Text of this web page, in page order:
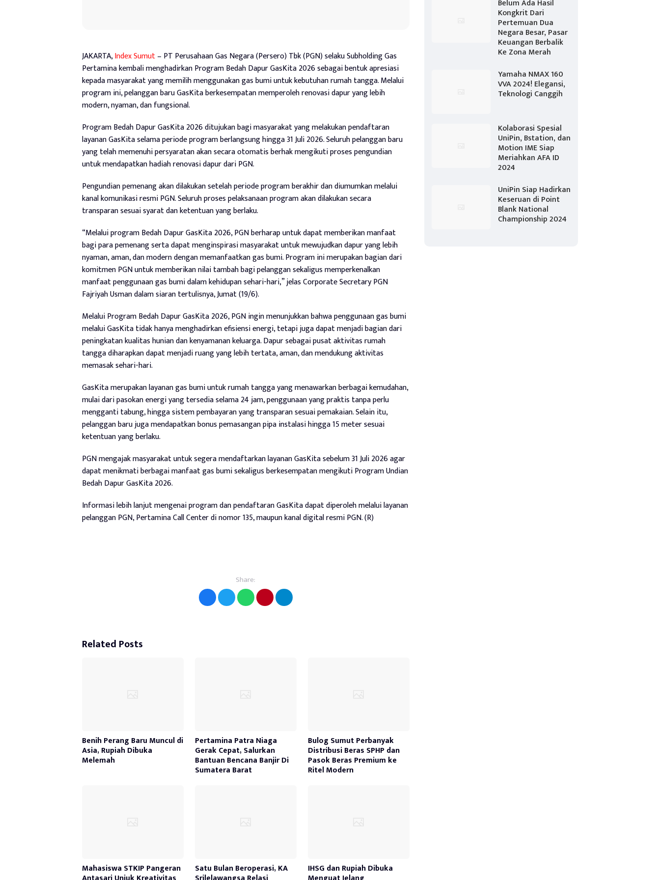
JAKARTA,Index Sumut– PT Perusahaan Gas Negara (Persero) Tbk (PGN) selaku Subholding Gas
Pertamina kembali menghadirkan Program Bedah Dapur GasKita 2026 sebagai bentuk apresiasi
kepada masyarakat yang memilih menggunakan gas bumi untuk kebutuhan rumah tangga. Melalui
program ini, pelanggan baru GasKita berkesempatan memperoleh renovasi dapur yang lebih
modern, nyaman, dan fungsional.
Program Bedah Dapur GasKita 2026 ditujukan bagi masyarakat yang melakukan pendaftaran
layanan GasKita selama periode program berlangsung hingga 31 Juli 2026. Seluruh pelanggan baru
yang telah memenuhi persyaratan akan secara otomatis berhak mengikuti proses pengundian
untuk mendapatkan hadiah renovasi dapur dari PGN.
Pengundian pemenang akan dilakukan setelah periode program berakhir dan diumumkan melalui
kanal komunikasi resmi PGN. Seluruh proses pelaksanaan program akan dilakukan secara
transparan sesuai syarat dan ketentuan yang berlaku.
“Melalui program Bedah Dapur GasKita 2026, PGN berharap untuk dapat memberikan manfaat
bagi para pemenang serta dapat menginspirasi masyarakat untuk mewujudkan dapur yang lebih
nyaman, aman, dan modern dengan memanfaatkan gas bumi. Program ini merupakan bagian dari
komitmen PGN untuk memberikan nilai tambah bagi pelanggan sekaligus memperkenalkan
manfaat penggunaan gas bumi dalam kehidupan sehari-hari,” jelas Corporate Secretary PGN
Fajriyah Usman dalam siaran tertulisnya, Jumat (19/6).
Melalui Program Bedah Dapur GasKita 2026, PGN ingin menunjukkan bahwa penggunaan gas bumi
melalui GasKita tidak hanya menghadirkan efisiensi energi, tetapi juga dapat menjadi bagian dari
peningkatan kualitas hunian dan kenyamanan keluarga. Dapur sebagai pusat aktivitas rumah
tangga diharapkan dapat menjadi ruang yang lebih tertata, aman, dan mendukung aktivitas
memasak sehari-hari.
GasKita merupakan layanan gas bumi untuk rumah tangga yang menawarkan berbagai kemudahan,
mulai dari pasokan energi yang tersedia selama 24 jam, penggunaan yang praktis tanpa perlu
mengganti tabung, hingga sistem pembayaran yang transparan sesuai pemakaian. Selain itu,
pelanggan baru juga mendapatkan bonus pemasangan pipa instalasi hingga 15 meter sesuai
ketentuan yang berlaku.
PGN mengajak masyarakat untuk segera mendaftarkan layanan GasKita sebelum 31 Juli 2026 agar
dapat menikmati berbagai manfaat gas bumi sekaligus berkesempatan mengikuti Program Undian
Bedah Dapur GasKita 2026.
Informasi lebih lanjut mengenai program dan pendaftaran GasKita dapat diperoleh melalui layanan
pelanggan PGN, Pertamina Call Center di nomor 135, maupun kanal digital resmi PGN. (R)
Share:
Related Posts
Benih Perang Baru Muncul di
Asia, Rupiah Dibuka
Melemah
Pertamina Patra Niaga
Gerak Cepat, Salurkan
Bantuan Bencana Banjir Di
Sumatera Barat
Bulog Sumut Perbanyak
Distribusi Beras SPHP dan
Pasok Beras Premium ke
Ritel Modern
Mahasiswa STKIP Pangeran Satu Bulan Beroperasi, KA IHSG dan Rupiah Dibuka
Belum Ada Hasil
Kongkrit Dari
Pertemuan Dua
Negara Besar, Pasar
Keuangan Berbalik
Ke Zona Merah
Yamaha NMAX 160
VVA 2024! Elegansi,
Teknologi Canggih
Kolaborasi Spesial
UniPin, Bstation, dan
Motion IME Siap
Meriahkan AFA ID
2024
UniPin Siap Hadirkan
Keseruan di Point
Blank National
Championship 2024